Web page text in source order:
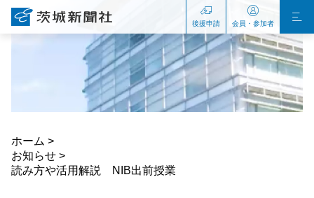
後援申請 会員・参加者
ホーム
お知らせ
読み方や活用解説 NIB出前授業